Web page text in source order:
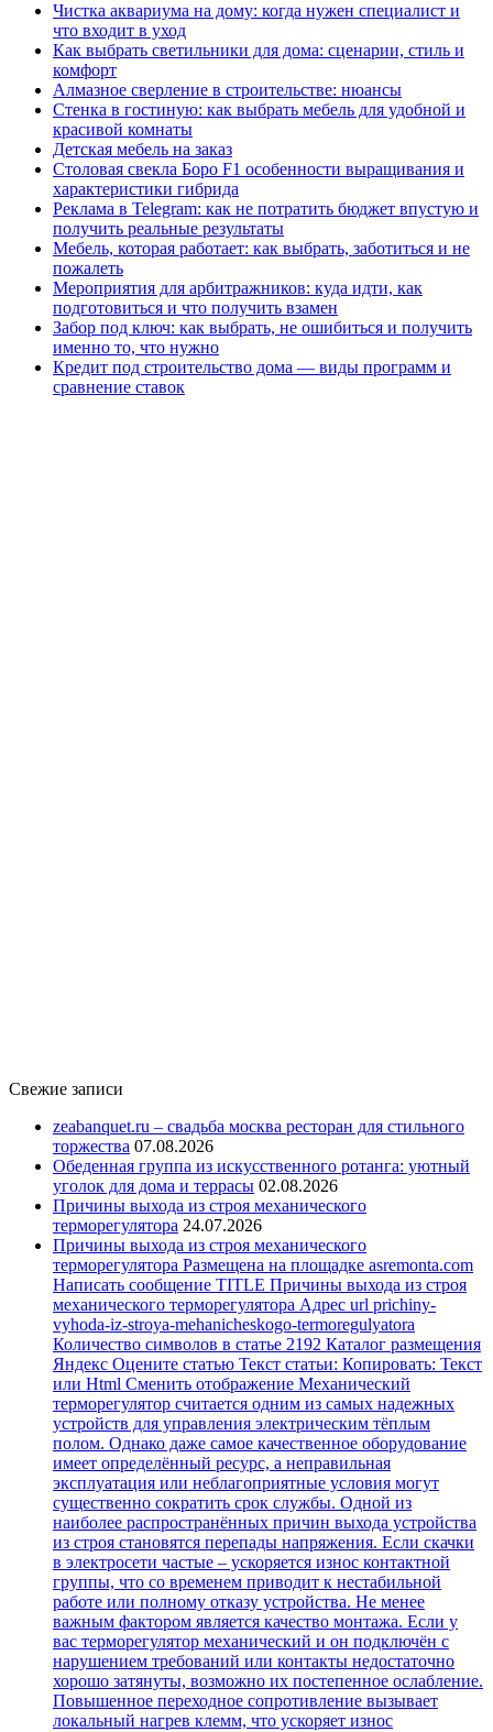
Чистка аквариума на дому: когда нужен специалист и
что входит в уход
Как выбрать светильники для дома: сценарии, стиль и
комфорт
Алмазное сверление в строительстве: нюансы
Стенка в гостиную: как выбрать мебель для удобной и
красивой комнаты
Детская мебель на заказ
Столовая свекла Боро F1 особенности выращивания и
характеристики гибрида
Реклама в Telegram: как не потратить бюджет впустую и
получить реальные результаты
Мебель, которая работает: как выбрать, заботиться и не
пожалеть
Мероприятия для арбитражников: куда идти, как
подготовиться и что получить взамен
Забор под ключ: как выбрать, не ошибиться и получить
именно то, что нужно
Кредит под строительство дома — виды программ и
сравнение ставок
Свежие записи
zeabanquet.ru – свадьба москва ресторан для стильного
торжества 07.08.2026
Обеденная группа из искусственного ротанга: уютный
уголок для дома и террасы 02.08.2026
Причины выхода из строя механического
терморегулятора 24.07.2026
Причины выхода из строя механического
терморегулятора Размещена на площадке asremonta.com
Написать сообщение TITLE Причины выхода из строя
механического терморегулятора Адрес url prichiny-
vyhoda-iz-stroya-mehanicheskogo-termoregulyatora
Количество символов в статье 2192 Каталог размещения
Яндекс Оцените статью Текст статьи: Копировать: Текст
или Html Cменить отображение Механический
терморегулятор считается одним из самых надежных
устройств для управления электрическим тёплым
полом. Однако даже самое качественное оборудование
имеет определённый ресурс, а неправильная
эксплуатация или неблагоприятные условия могут
существенно сократить срок службы. Одной из
наиболее распространённых причин выхода устройства
из строя становятся перепады напряжения. Если скачки
в электросети частые – ускоряется износ контактной
группы, что со временем приводит к нестабильной
работе или полному отказу устройства. Не менее
важным фактором является качество монтажа. Если у
вас терморегулятор механический и он подключён с
нарушением требований или контакты недостаточно
хорошо затянуты, возможно их постепенное ослабление.
Повышенное переходное сопротивление вызывает
локальный нагрев клемм, что ускоряет износ